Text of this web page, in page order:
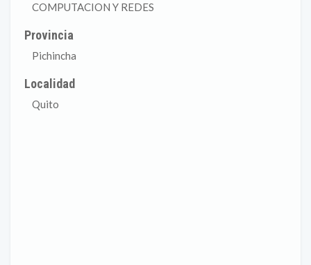
COMPUTACION Y REDES
Provincia
Pichincha
Localidad
Quito